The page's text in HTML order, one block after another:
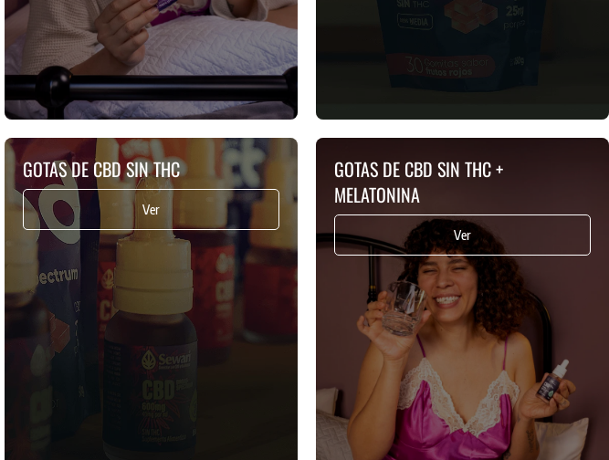
GOTAS DE CBD SIN THC
Ver
GOTAS DE CBD SIN THC +
MELATONINA
Ver